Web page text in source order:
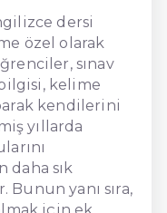
dersi
özel olarak
sınav
kelime
kendilerini
yıllarda
daha sık
yanı sıra,